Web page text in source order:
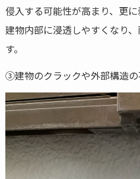
侵入する可能性が高まり、更
建物内部に浸透しやすくなり
す。
③建物のクラックや外部構造